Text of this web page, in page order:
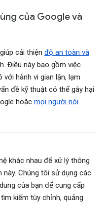
của Google và
cải thiện độ an toàn và
Điều này bao gồm việc
với hành vi gian lận, lạm
đề kỹ thuật có thể gây hại
hoặc mọi người nói
khác nhau để xử lý thông
Chúng tôi sử dụng các
của bạn để cung cấp
kiếm tùy chỉnh, quảng